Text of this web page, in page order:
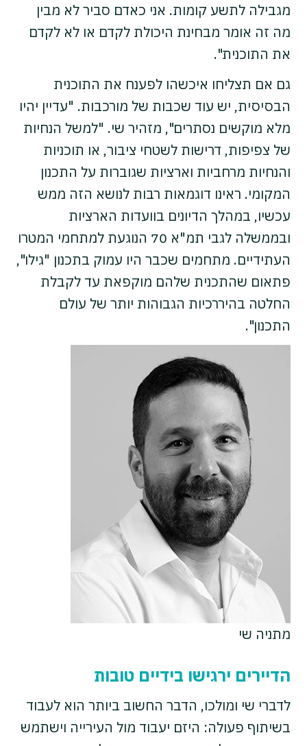
מגבילה לתשע קומות. אני כאדם סביר לא מבין
מה זה אומר מבחינת היכולת לקדם או לא לקדם
את התוכנית".
גם אם תצליחו איכשהו לפענח את התוכנית
הבסיסית, יש עוד שכבות של מורכבות. "עדיין יהיו
מלא מוקשים נסתרים", מזהיר שי. "למשל הנחיות
של צפיפות, דרישות לשטחי ציבור, או תוכניות
והנחיות מרחביות וארציות שגוברות על התכנון
המקומי. ראינו דוגמאות רבות לנושא הזה ממש
עכשיו, במהלך הדיונים בוועדות הארציות
ובממשלה לגבי תמ"א 70 הנוגעת למתחמי המטרו
העתידיים. מתחמים שכבר היו עמוק בתכנון "גילו",
פתאום שהתכנית שלהם מוקפאת עד לקבלת
החלטה בהיררכיות הגבוהות יותר של עולם
התכנון".
מתניה שי
הדיירים ירגישו בידיים טובות
לדברי שי ומולכו, הדבר החשוב ביותר הוא לעבוד
בשיתוף פעולה: היזם יעבוד מול העירייה וישתמש